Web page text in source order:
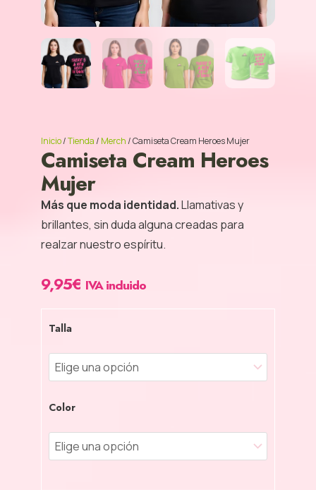
Inicio/Tienda/ Merch/ Camiseta Cream Heroes Mujer
Camiseta Cream Heroes
Mujer
Más que moda identidad.Llamativas y
brillantes, sin duda alguna creadas para
realzar nuestro espíritu.
9,95€ IVA incluido
Talla
Color
Cream
Heroes
cantidad